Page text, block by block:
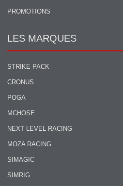
PROMOTIONS
LES MARQUES
STRIKE PACK
CRONUS
POGA
MCHOSE
NEXT LEVEL RACING
MOZA RACING
SIMAGIC
SIMRIG